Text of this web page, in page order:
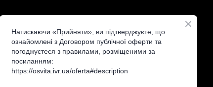
Натискаючи «Прийняти», ви підтверджуєте, що
ознайомлені з Договором публічної оферти та
погоджуєтеся з правилами, розміщеними за
посиланням:
https://osvita.ivr.ua/oferta#description